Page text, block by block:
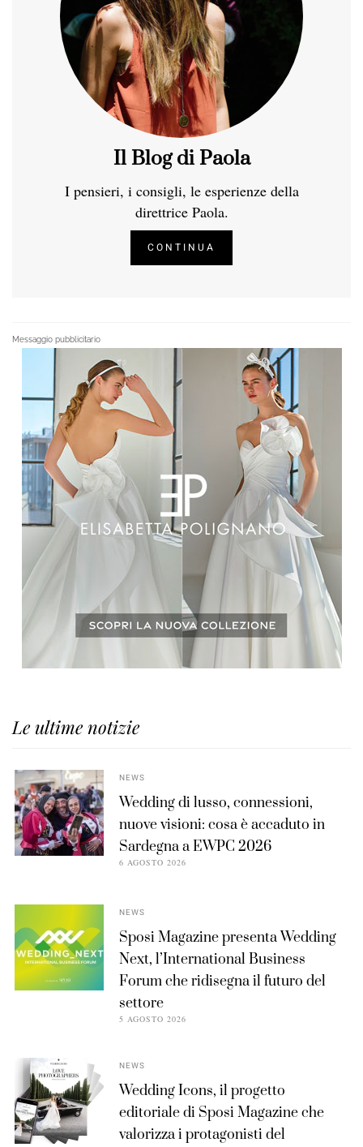
Il Blog di Paola
I pensieri, i consigli, le esperienze della
direttrice Paola.
CONTINUA
Messaggio pubblicitario
Le ultime notizie
NEWS
Wedding di lusso, connessioni,
nuove visioni: cosa è accaduto in
Sardegna a EWPC 2026
6 AGOSTO 2026
NEWS
Sposi Magazine presenta Wedding
Next, l’International Business
Forum che ridisegna il futuro del
settore
5 AGOSTO 2026
NEWS
Wedding Icons, il progetto
editoriale di Sposi Magazine che
valorizza i protagonisti del